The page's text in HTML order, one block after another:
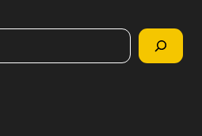
r